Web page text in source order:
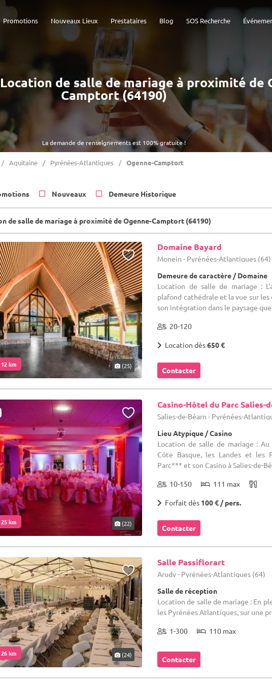
SOS Recherche
Blog
Prestataires
Nouveaux Lieux
Promotions
La demande de renseignements est 100% gratuite !
de salle de mariage à proximité de
Camptort (64190)
Aquitaine Pyrénées-Atlantiques Ogenne-Camptort
Nouveaux Demeure Historique
de salle de mariage à proximité de Ogenne-Camptort (64190)
km (25)
Domaine Bayard
Monein - Pyrénées-Atlantiques (64)
Demeure de caractère / Domaine
Location de salle de mariage :
plafond cathédrale et la vue sur
son intégration dans le paysage que
20-120
Location dès650 €
Contacter
km (22)
Casino-Hôtel du Parc Salies-
Salies-de-Béarn - Pyrénées-
Lieu Atypique / Casino
Location de salle de mariage :
Côte Basque, les Landes et les
Parc*** et son Casino à Salies-de-
10-150 111 max
Forfait dès 100 € / pers.
Contacter
km (24)
Salle Passiflorart
Arudy - Pyrénées-Atlantiques (64)
Salle de réception
Location de salle de mariage : En
les Pyrénées Atlantiques, sur une
1-300 110 max
Contacter